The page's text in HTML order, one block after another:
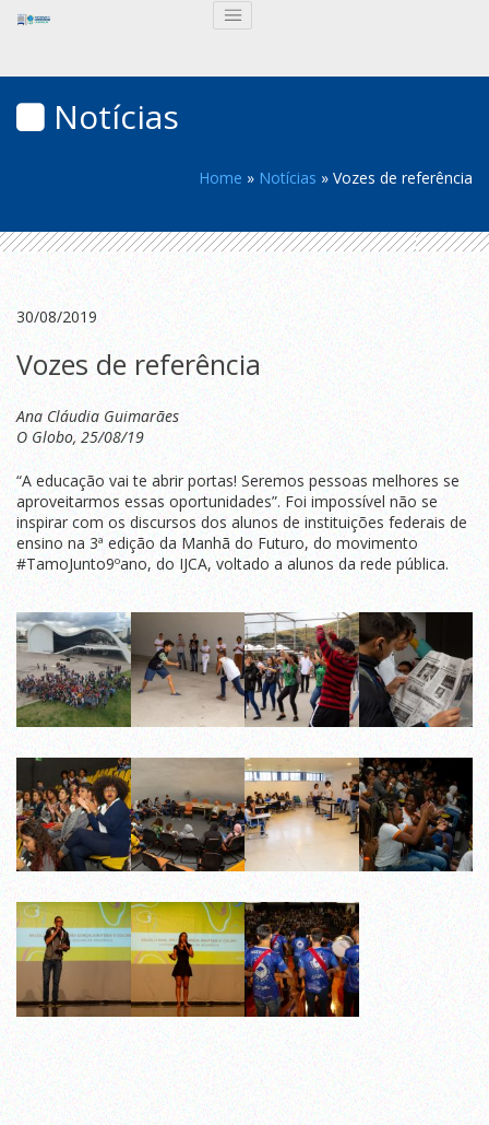
Notícias
Home » Notícias » Vozes de referência
30/08/2019
Vozes de referência
Ana Cláudia Guimarães
O Globo, 25/08/19
“A educação vai te abrir portas! Seremos pessoas melhores se
aproveitarmos essas oportunidades”. Foi impossível não se
inspirar com os discursos dos alunos de instituições federais de
ensino na 3ª edição da Manhã do Futuro, do movimento
#TamoJunto9ºano, do IJCA, voltado a alunos da rede pública.